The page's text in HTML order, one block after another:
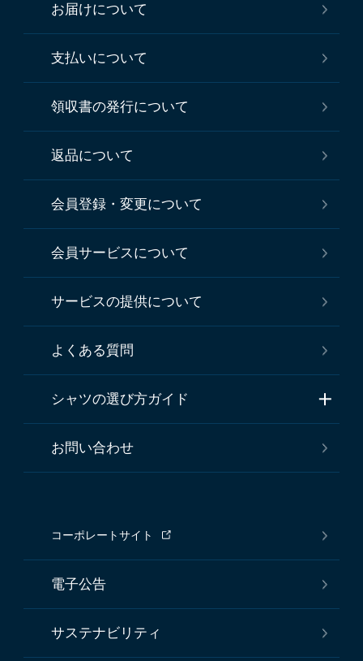
お届けについて
支払いについて
領収書の発行について
返品について
会員登録・変更について
会員サービスについて
サービスの提供について
よくある質問
シャツの選び方ガイド
お問い合わせ
コーポレートサイト
電子公告
サステナビリティ